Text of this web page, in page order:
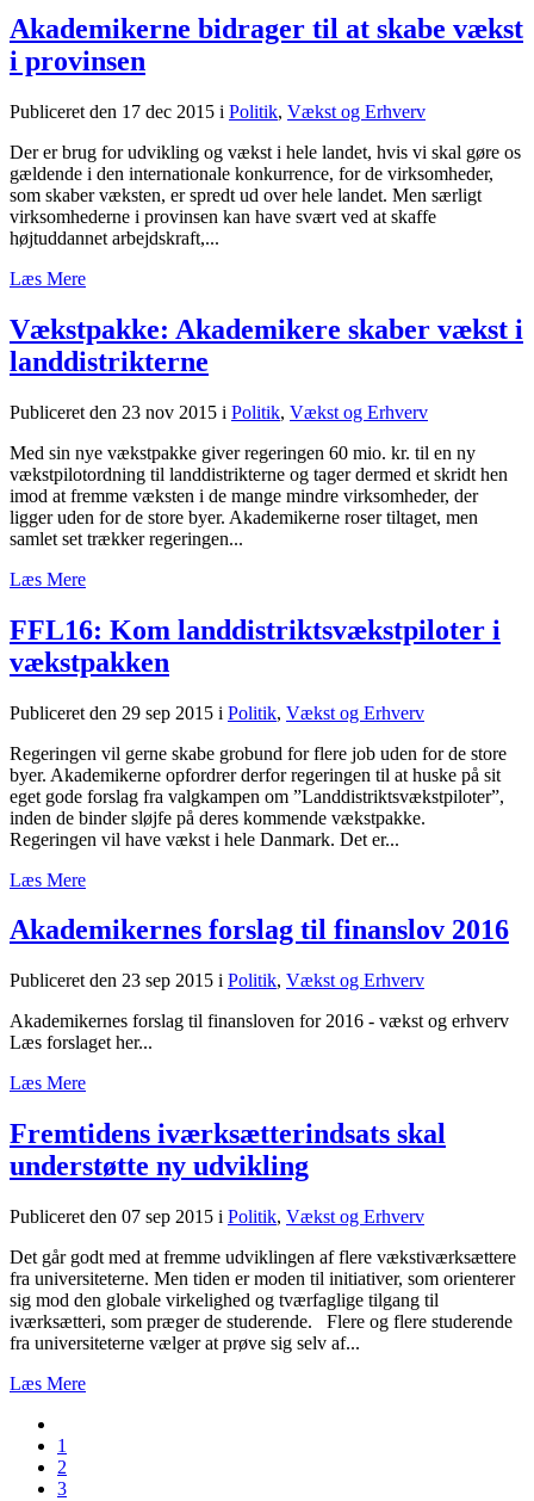
Akademikerne bidrager til at skabe vækst
i provinsen
Publiceret den 17 dec 2015 i Politik, Vækst og Erhverv
Der er brug for udvikling og vækst i hele landet, hvis vi skal gøre os
gældende i den internationale konkurrence, for de virksomheder,
som skaber væksten, er spredt ud over hele landet. Men særligt
virksomhederne i provinsen kan have svært ved at skaffe
højtuddannet arbejdskraft,...
Læs Mere
Vækstpakke: Akademikere skaber vækst i
landdistrikterne
Publiceret den 23 nov 2015 i Politik, Vækst og Erhverv
Med sin nye vækstpakke giver regeringen 60 mio. kr. til en ny
vækstpilotordning til landdistrikterne og tager dermed et skridt hen
imod at fremme væksten i de mange mindre virksomheder, der
ligger uden for de store byer. Akademikerne roser tiltaget, men
samlet set trækker regeringen...
Læs Mere
FFL16: Kom landdistriktsvækstpiloter i
vækstpakken
Publiceret den 29 sep 2015 i Politik, Vækst og Erhverv
Regeringen vil gerne skabe grobund for flere job uden for de store
byer. Akademikerne opfordrer derfor regeringen til at huske på sit
eget gode forslag fra valgkampen om ”Landdistriktsvækstpiloter”,
inden de binder sløjfe på deres kommende vækstpakke.
Regeringen vil have vækst i hele Danmark. Det er...
Læs Mere
Akademikernes forslag til finanslov 2016
Publiceret den 23 sep 2015 i Politik, Vækst og Erhverv
Akademikernes forslag til finansloven for 2016 - vækst og erhverv
Læs forslaget her...
Læs Mere
Fremtidens iværksætterindsats skal
understøtte ny udvikling
Publiceret den 07 sep 2015 i Politik, Vækst og Erhverv
Det går godt med at fremme udviklingen af flere vækstiværksættere
fra universiteterne. Men tiden er moden til initiativer, som orienterer
sig mod den globale virkelighed og tværfaglige tilgang til
iværksætteri, som præger de studerende. Flere og flere studerende
fra universiteterne vælger at prøve sig selv af...
Læs Mere
1
2
3